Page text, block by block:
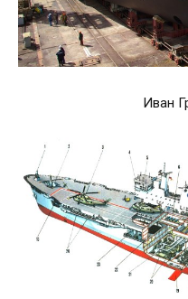
Иван